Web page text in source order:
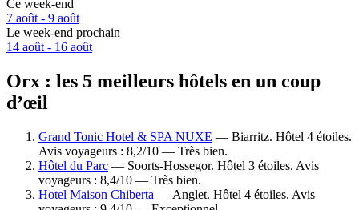
Ce week-end
7 août - 9 août
Le week-end prochain
14 août - 16 août
Orx : les 5 meilleurs hôtels en un coup
d’œil
Grand Tonic Hotel & SPA NUXE — Biarritz. Hôtel 4 étoiles.
Avis voyageurs : 8,2/10 — Très bien.
Hôtel du Parc — Soorts-Hossegor. Hôtel 3 étoiles. Avis
voyageurs : 8,4/10 — Très bien.
Hotel Maison Chiberta — Anglet. Hôtel 4 étoiles. Avis